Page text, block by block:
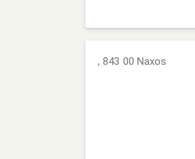
, 843 00 Naxos